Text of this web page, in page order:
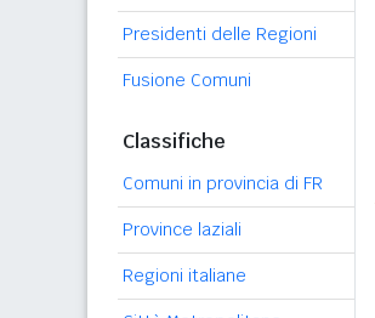
Presidenti delle Regioni
Fusione Comuni
Classifiche
Comuni in provincia di FR
Province laziali
Regioni italiane